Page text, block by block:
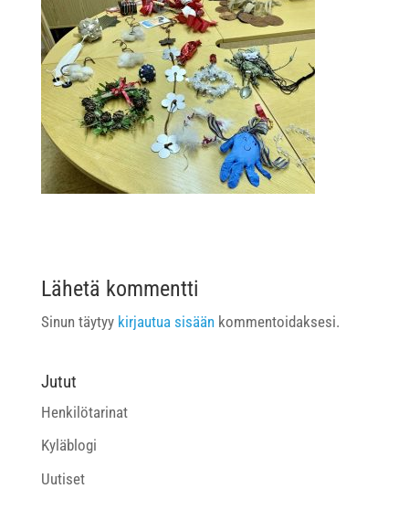
Lähetä kommentti
Sinun täytyy kirjautua sisäänkommentoidaksesi.
Jutut
Henkilötarinat
Kyläblogi
Uutiset